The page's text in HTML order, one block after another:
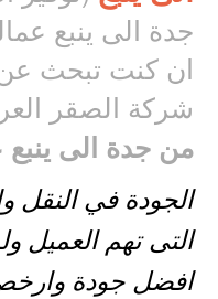
جدة الى ينبع
ان كنت تبحث عن
شركة الصقر العربي
من جدة الى ينبع
الجودة في النقل
التى تهم العميل
افضل جودة